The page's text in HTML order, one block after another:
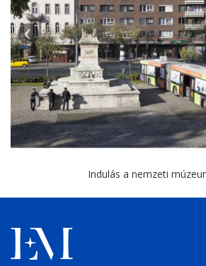
Indulás a nemzeti
Previous